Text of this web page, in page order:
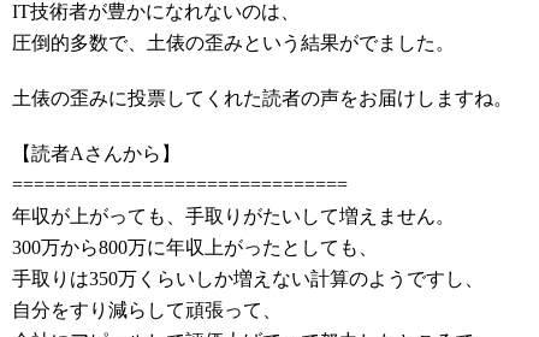
IT技術者が豊かになれないのは、
圧倒的多数で、土俵の歪みという結果がでました。
土俵の歪みに投票してくれた読者の声をお届けしますね。
【読者Aさんから】
===============================
年収が上がっても、手取りがたいして増えません。
300万から800万に年収上がったとしても、
手取りは350万くらいしか増えない計算のようですし、
自分をすり減らして頑張って、